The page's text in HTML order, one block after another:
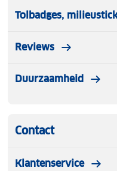
Tolbadges,
Reviews
Duurzaamheid
Contact
Klantenservice